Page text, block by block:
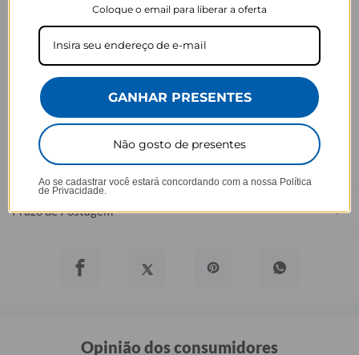
- Demais defeitos de fábrica: 3 meses.
Antes de garantir seu acessório, dá uma conferida no modelo do
seu celular! Os modelos 5G geralmente têm telas maiores que as
outras versões, então certifique-se de que o seu escolhido vai
encaixar direitinho. Fique de olho e escolha certinho para tudo
combinar com seu smartphone! 😎📱
*Imagens meramente ilustrativas, o produto final pode sofrer uma
leve variação de cor/tonalidade.
Prazo de Postagem
Opinião dos consumidores
Coloque o email para liberar a oferta
GANHAR PRESENTES
Não gosto de presentes
Ao se cadastrar você estará concordando com a nossa Política
de Privacidade.